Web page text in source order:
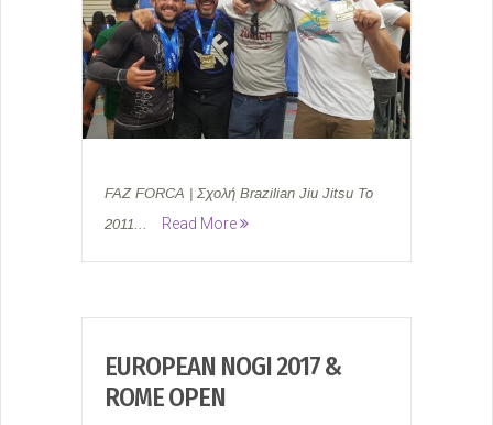
FAZ FORCA | Σχολή Brazilian Jiu Jitsu Το
2011...
Read More
EUROPEAN NOGI 2017 &
ROME OPEN